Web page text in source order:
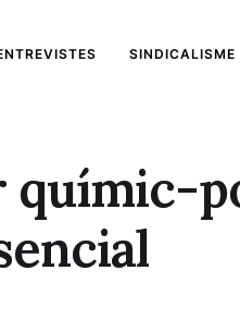
SINDICALISME
químic-